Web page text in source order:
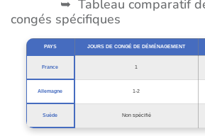
Tableau comparatif
congés spécifiques
PAYS JOURS DE CONGÉ DE DÉMÉNAGEMENT
France 1
Allemagne 1-2
Suède Non spécifié